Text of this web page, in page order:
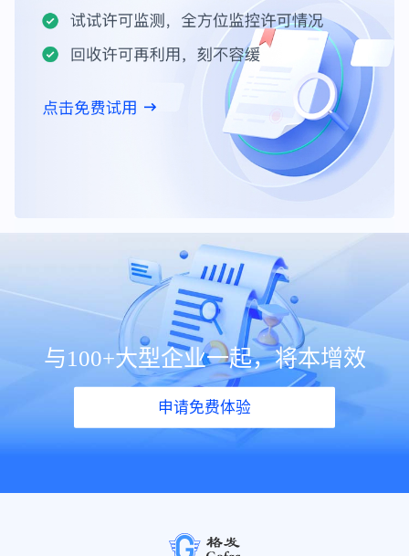
与100+大型企业一起，将本增效
申请免费体验